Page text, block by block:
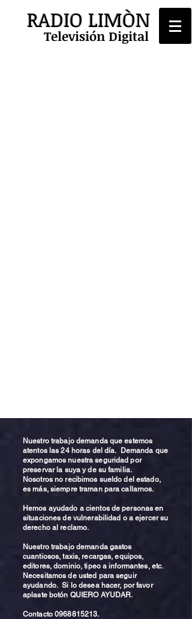
RADIO LIMÒN
Televisión Digital
Nuestro trabajo demanda que estemos
atentos las 24 horas del día. Demanda que
expongamos nuestra seguridad por
preservar la suya y de su familia.
Nosotros no recibimos sueldo del estado,
es más, siempre traman para callarnos.
Hemos ayudado a cientos de personas en
situaciones de vulnerabilidad o a ejercer su
derecho al reclamo.
Nuestro trabajo demanda gastos
cuantiosos, taxis, recargas, equipos,
editores, dominio, tipeo a informantes, etc.
Necesitamos de usted para seguir
ayudando. Si lo desea hacer, por favor
aplaste botón QUIERO AYUDAR.
Contacto0968815213.